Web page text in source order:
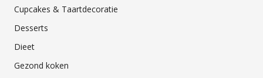
Cupcakes & Taartdecoratie
Desserts
Dieet
Gezond koken